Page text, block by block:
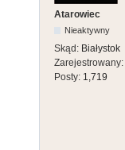
Atarowiec
Nieaktywny
Skąd: Białystok
Zarejestrowany:
Posty: 1,719